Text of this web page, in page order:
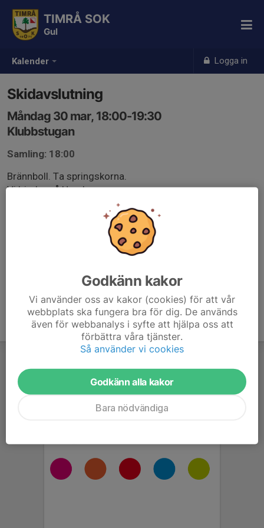
Kalender Logga in
TIMRÅ SOK
Gul
Skidavslutning
Måndag 30 mar, 18:00-19:30
Klubbstugan
Samling: 18:00
Brännboll. Ta springskorna.
Vi bjuder på Hamburgare
Godkänn kakor
Vi använder oss av kakor (cookies) för att vår
webbplats ska fungera bra för dig. De används
även för webbanalys i syfte att hjälpa oss att
förbättra våra tjänster.
Så använder vi cookies
Godkänn alla kakor
Bara nödvändiga